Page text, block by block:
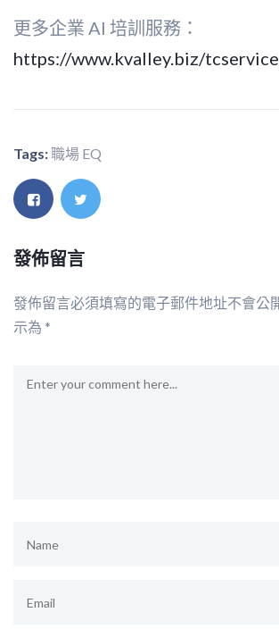
更多企業 AI 培訓服務：
https://www.kvalley.biz/
Tags:職場 EQ
發佈留言
發佈留言必須填寫的電子郵件地址不會公
示為 *